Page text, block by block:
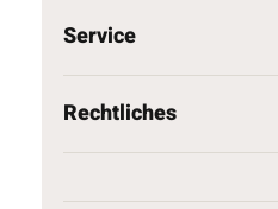
Service
Rechtliches